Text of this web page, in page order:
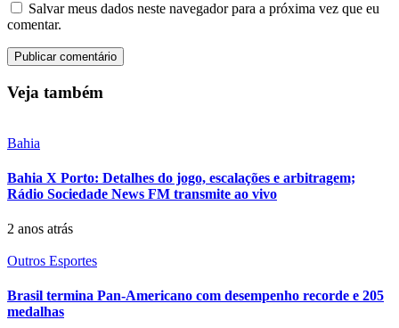
Salvar meus dados neste navegador para a próxima vez que eu
comentar.
Veja também
Bahia
Bahia X Porto: Detalhes do jogo, escalações e arbitragem;
Rádio Sociedade News FM transmite ao vivo
2 anos atrás
Outros Esportes
Brasil termina Pan-Americano com desempenho recorde e 205
medalhas